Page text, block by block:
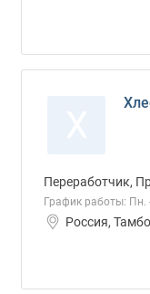
Переработчик,
График работы: Пн.
Россия,